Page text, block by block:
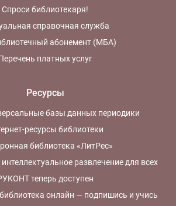
Спроси библиотекаря!
справочная служба
абонемент (МБА)
платных услуг
Ресурсы
базы данных периодики
ресурсы библиотеки
библиотека «ЛитРес»
развлечение для всех
теперь доступен
онлайн — подпишись и учись